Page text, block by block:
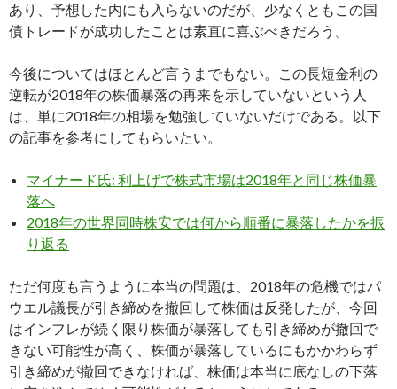
あり、予想した内にも入らないのだが、少なくともこの国
債トレードが成功したことは素直に喜ぶべきだろう。
今後についてはほとんど言うまでもない。この長短金利の
逆転が2018年の株価暴落の再来を示していないという人
は、単に2018年の相場を勉強していないだけである。以下
の記事を参考にしてもらいたい。
マイナード氏: 利上げで株式市場は2018年と同じ株価暴
落へ
2018年の世界同時株安では何から順番に暴落したかを振
り返る
ただ何度も言うように本当の問題は、2018年の危機ではパ
ウエル議長が引き締めを撤回して株価は反発したが、今回
はインフレが続く限り株価が暴落しても引き締めが撤回で
きない可能性が高く、株価が暴落しているにもかかわらず
引き締めが撤回できなければ、株価は本当に底なしの下落